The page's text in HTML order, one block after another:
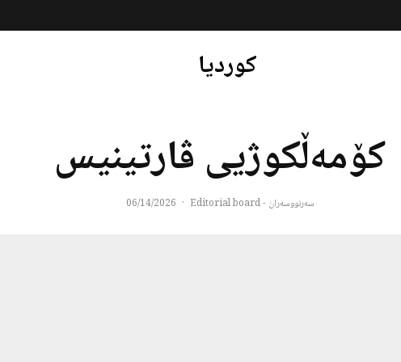
کوردیا
کۆمەڵکوژیی ڤارتینیس
سەرنووسەران - Editorial board ·
06/14/2026